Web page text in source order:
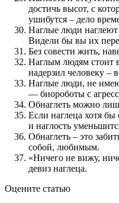
достичь высот, с
ушибутся – дело
Наглые люди наглеют
Видели бы вы их
Без совести жить,
Наглым людям стоит
надерзил человеку –
Наглые люди, не
— биороботы с
Обнаглеть можно
Если наглеца хотя бы
и наглость
Обнаглеть – это
собой, любимым.
«Ничего не вижу,
девиз наглеца.
Оцените статью